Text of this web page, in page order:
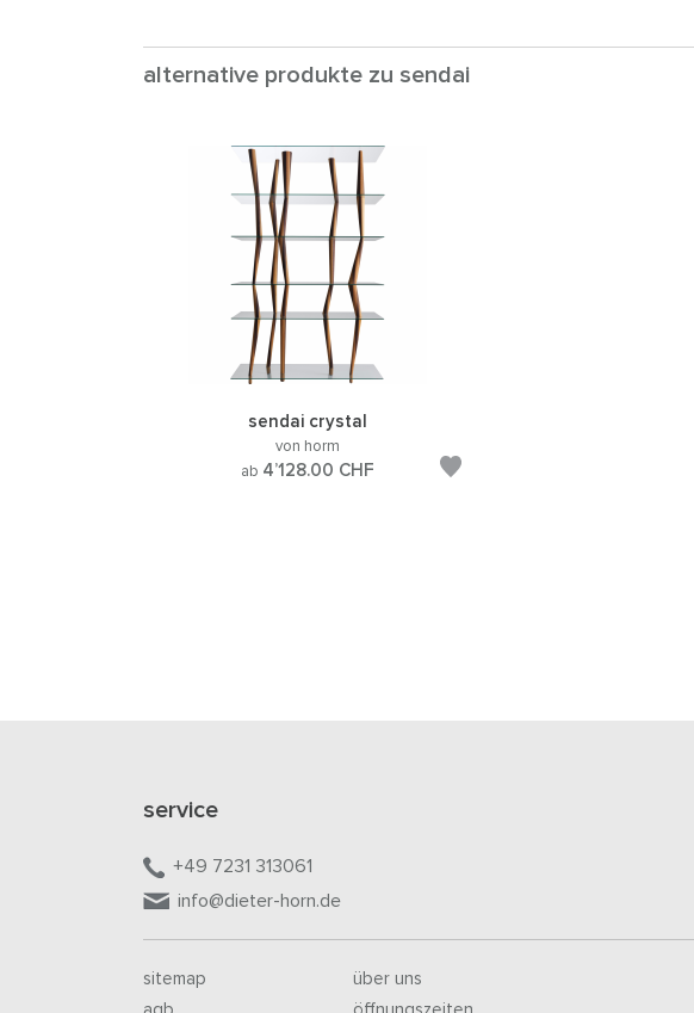
alternative produkte zu sendai
sendai crystal
von horm
ab 4’128.00 CHF
service
+49 7231 313061
info@dieter-horn.de
sitemap
über uns